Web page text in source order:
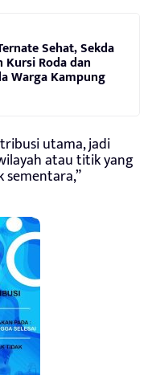
Sehat, Sekda
Kursi Roda dan
Warga Kampung
utama, jadi
atau titik yang